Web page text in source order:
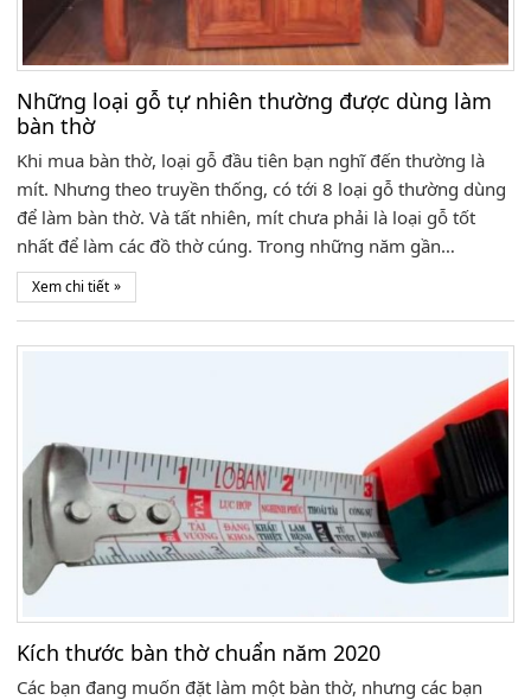
Những loại gỗ tự nhiên thường được dùng làm
bàn thờ
Khi mua bàn thờ, loại gỗ đầu tiên bạn nghĩ đến thường là
mít. Nhưng theo truyền thống, có tới 8 loại gỗ thường dùng
để làm bàn thờ. Và tất nhiên, mít chưa phải là loại gỗ tốt
nhất để làm các đồ thờ cúng. Trong những năm gần…
Xem chi tiết »
Kích thước bàn thờ chuẩn năm 2020
Các bạn đang muốn đặt làm một bàn thờ, nhưng các bạn